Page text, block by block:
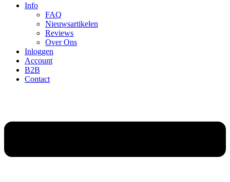
Info
FAQ
Nieuwsartikelen
Reviews
Over Ons
Inloggen
Account
B2B
Contact